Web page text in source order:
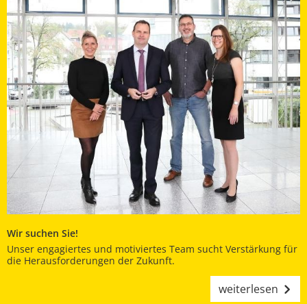
Wir suchen Sie!
Unser engagiertes und motiviertes Team sucht Verstärkung für
die Herausforderungen der Zukunft.
weiterlesen